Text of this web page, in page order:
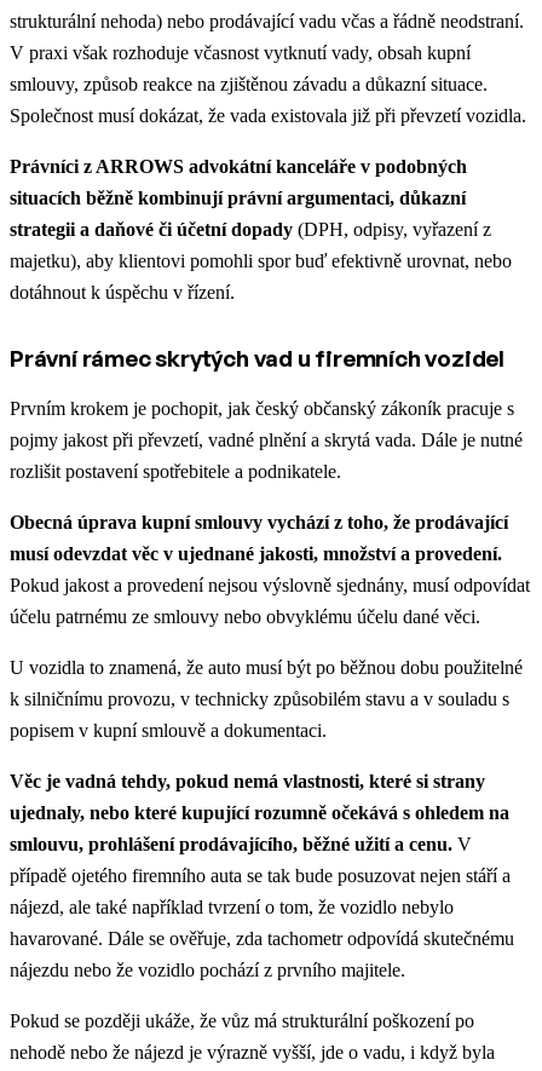
strukturální nehoda) nebo prodávající vadu včas a řádně neodstraní.
V praxi však rozhoduje včasnost vytknutí vady, obsah kupní
smlouvy, způsob reakce na zjištěnou závadu a důkazní situace.
Společnost musí dokázat, že vada existovala již při převzetí vozidla.
Právníci z ARROWS advokátní kanceláře v podobných
situacích běžně kombinují právní argumentaci, důkazní
strategii a daňové či účetní dopady (DPH, odpisy, vyřazení z
majetku), aby klientovi pomohli spor buď efektivně urovnat, nebo
dotáhnout k úspěchu v řízení.
Právní rámec skrytých vad u firemních vozidel
Prvním krokem je pochopit, jak český občanský zákoník pracuje s
pojmy jakost při převzetí, vadné plnění a skrytá vada. Dále je nutné
rozlišit postavení spotřebitele a podnikatele.
Obecná úprava kupní smlouvy vychází z toho, že prodávající
musí odevzdat věc v ujednané jakosti, množství a provedení.
Pokud jakost a provedení nejsou výslovně sjednány, musí odpovídat
účelu patrnému ze smlouvy nebo obvyklému účelu dané věci.
U vozidla to znamená, že auto musí být po běžnou dobu použitelné
k silničnímu provozu, v technicky způsobilém stavu a v souladu s
popisem v kupní smlouvě a dokumentaci.
Věc je vadná tehdy, pokud nemá vlastnosti, které si strany
ujednaly, nebo které kupující rozumně očekává s ohledem na
smlouvu, prohlášení prodávajícího, běžné užití a cenu. V
případě ojetého firemního auta se tak bude posuzovat nejen stáří a
nájezd, ale také například tvrzení o tom, že vozidlo nebylo
havarované. Dále se ověřuje, zda tachometr odpovídá skutečnému
nájezdu nebo že vozidlo pochází z prvního majitele.
Pokud se později ukáže, že vůz má strukturální poškození po
nehodě nebo že nájezd je výrazně vyšší, jde o vadu, i když byla